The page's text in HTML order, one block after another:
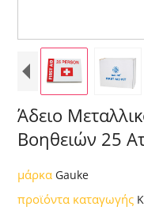
Άδειο
Βοηθειών 25
μάρκαGauke
προϊόντα καταγωγής